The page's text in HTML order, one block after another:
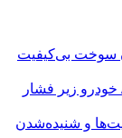
سوخت بی‌کیفیت
۲۰۷ فقط ۲.۹ درصد / خودرو زیر فشار
و شنیده‌شدن